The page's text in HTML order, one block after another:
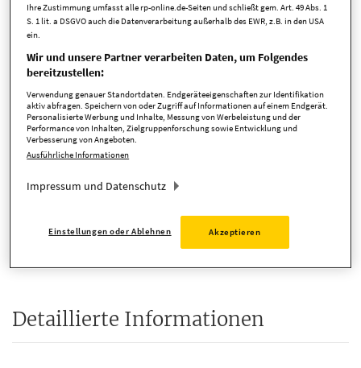
Kaufpreis 589.000,00 EUR
verfügbar ab
Anbieter-ID 172149
ja
Detaillierte Informationen
Ihre Zustimmung umfasst alle rp-online.de-Seiten und schließt gem. Art. 49 Abs. 1
S. 1 lit. a DSGVO auch die Datenverarbeitung außerhalb des EWR, z.B. in den USA
ein.
Wir und unsere Partner verarbeiten Daten, um Folgendes
bereitzustellen:
Verwendung genauer Standortdaten. Endgeräteeigenschaften zur Identifikation
aktiv abfragen. Speichern von oder Zugriff auf Informationen auf einem Endgerät.
Personalisierte Werbung und Inhalte, Messung von Werbeleistung und der
Performance von Inhalten, Zielgruppenforschung sowie Entwicklung und
Verbesserung von Angeboten.
Ausführliche Informationen
Impressum und Datenschutz
Einstellungen oder Ablehnen Akzeptieren